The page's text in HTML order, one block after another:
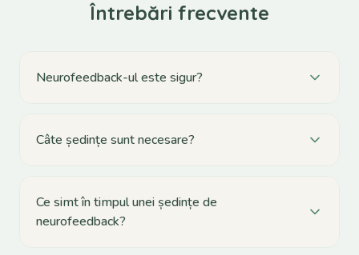
Întrebări frecvente
Neurofeedback-ul este sigur?
Câte ședințe sunt necesare?
Ce simt în timpul unei ședințe de
neurofeedback?